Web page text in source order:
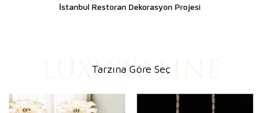
İstanbul Restoran Dekorasyon Projesi
Tarzına Göre Seç